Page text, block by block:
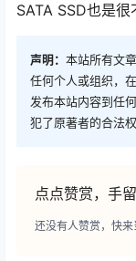
SATA SSD也是很
声明： 本站所有文
任何个人或组织，
发布本站内容到任
犯了原著者的合法
点点赞赏，手
还没有人赞赏，快来